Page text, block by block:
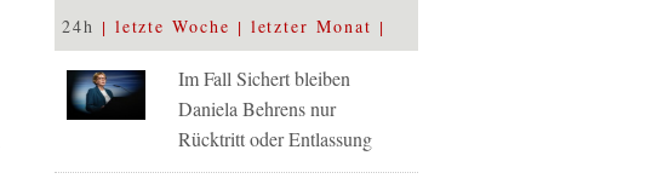
24h letzte Woche letzter Monat
Im Fall Sichert bleiben
Daniela Behrens nur
Rücktritt oder Entlassung